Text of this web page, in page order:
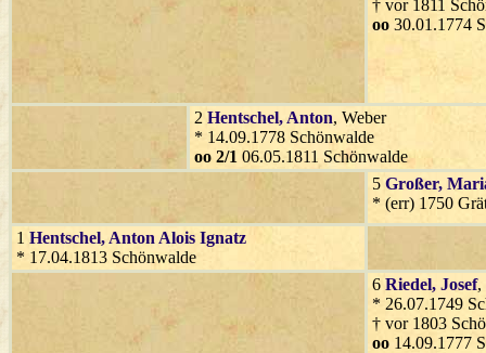
† vor 1811
oo 30.01.1774
2 Hentschel, Anton, Weber
* 14.09.1778 Schönwalde
oo 2/1 06.05.1811 Schönwalde
5 Großer,
* (err) 1750
1 Hentschel, Anton Alois Ignatz
* 17.04.1813 Schönwalde
6 Riedel, Josef,
* 26.07.1749
† vor 1803
oo 14.09.1777